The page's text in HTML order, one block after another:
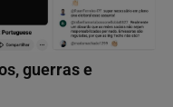
guerras e